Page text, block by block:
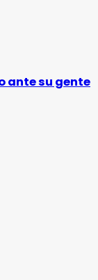
ante su gente